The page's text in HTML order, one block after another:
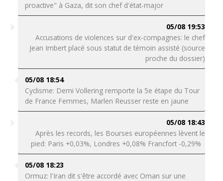
proactive" à Gaza, dit son chef d'état-major
05/08 19:53
Accusations de violences sur d'ex-compagnes: le chef
Jean Imbert placé sous statut de témoin assisté (source
proche du dossier)
05/08 18:54
Cyclisme: Demi Vollering remporte la 5e étape du Tour
de France Femmes, Marlen Reusser reste en jaune
05/08 18:43
Après les records, les Bourses européennes lèvent le
pied: Paris +0,03%, Londres +0,08% Francfort -0,29%
05/08 18:23
Ormuz: l'Iran dit s'être accordé avec Oman sur une